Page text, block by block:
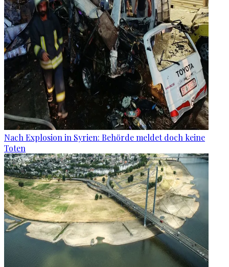
Nach Explosion in Syrien: Behörde meldet doch keine
Toten